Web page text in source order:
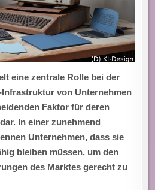
eine zentrale Rolle bei der
Infrastruktur von Unternehmen
Faktor für deren
dar. In einer zunehmend
Unternehmen, dass sie
bleiben müssen, um den
des Marktes gerecht zu